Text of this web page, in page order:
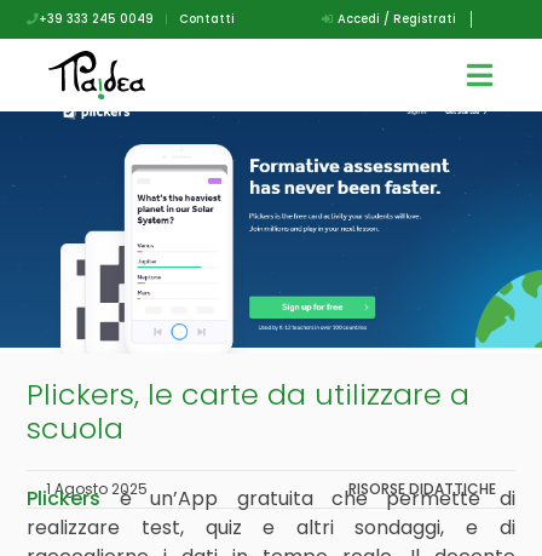
+39 333 245 0049 | Contatti Accedi / Registrati
Plickers, le carte da utilizzare a
scuola
1 Agosto 2025 RISORSE DIDATTICHE
Plickersè un’App gratuita che permette di
realizzare test, quiz e altri sondaggi, e di